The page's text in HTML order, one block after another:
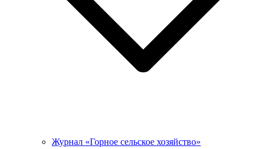
Журнал «Горное сельское хозяйство»